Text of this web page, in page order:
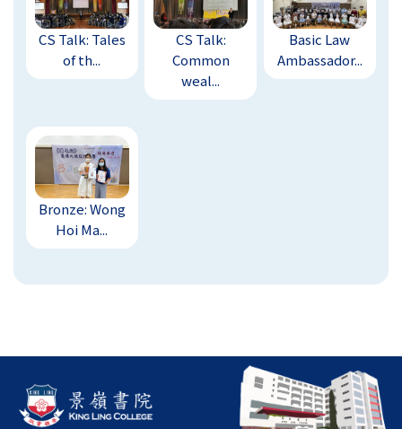
CS Talk: Tales
of th...
CS Talk:
Common
weal...
Basic Law
Ambassador...
Bronze: Wong
Hoi Ma...